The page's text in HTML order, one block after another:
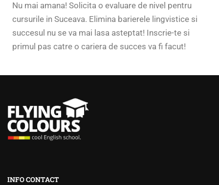
Nu mai amana! Solicita o evaluare de nivel pentru
cursurile in Suceava. Elimina barierele lingvistice si
succesul nu se va mai lasa asteptat! Inscrie-te si
primul pas catre o cariera de succes va fi facut!
INFO CONTACT